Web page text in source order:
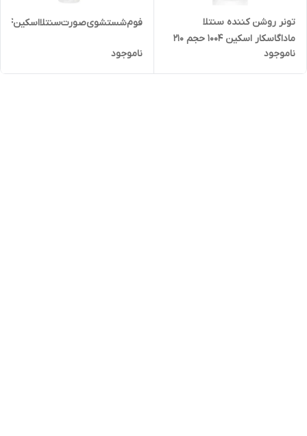
تونر روشن کننده سنتلا
ماداگاسکار اسکین 1004 حجم 210
میل
ناموجود
فوم‌شستشوی‌صورت‌‌سنتلااسکین‌1004‌حجم‌125ml
ناموجود